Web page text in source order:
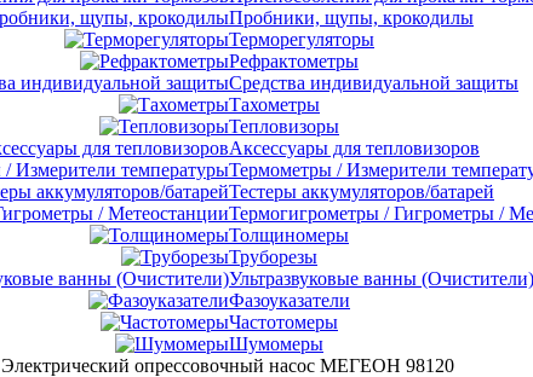
Пробники, щупы, крокодилы
Терморегуляторы
Рефрактометры
Средства индивидуальной защиты
Тахометры
Тепловизоры
Аксессуары для тепловизоров
Термометры / Измерители
Тестеры аккумуляторов/батарей
Термогигрометры / Гигрометры /
Толщиномеры
Труборезы
Ультразвуковые ванны (Очистители)
Фазоуказатели
Частотомеры
Шумомеры
Электрический опрессовочный насос МЕГЕОН 98120